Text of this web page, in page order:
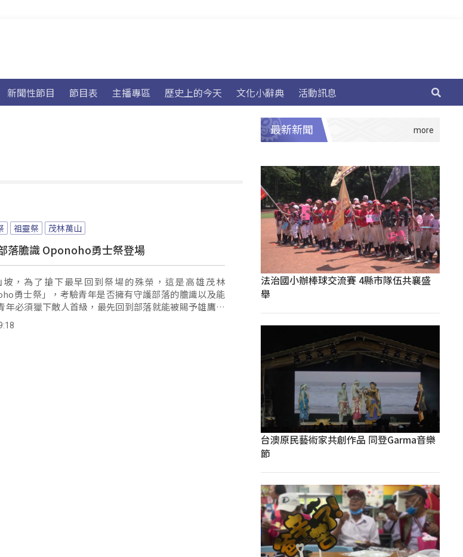
新聞性節目 節目表 主播專區 歷史上的今天 文化小辭典 活動訊息
祖靈祭 茂林萬山
落膽識 Oponoho勇士祭登場
，為了搶下最早回到祭場的殊榮，這是高雄茂林
勇士祭」，考驗青年是否擁有守護部落的膽識以及能
年必須獵下敵人首級，最先回到部落就能被賜予雄鷹羽
則用河裡的大石替代，考驗體能以及耐力。
最新新聞
法治國小辦棒球交流賽 4縣市隊伍共襄盛
舉
台澳原民藝術家共創作品 同登Garma音樂
節